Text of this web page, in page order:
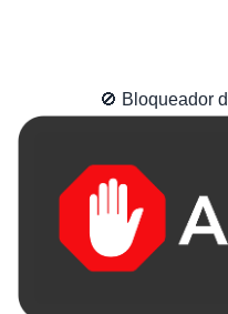
🚫 Bloqueador